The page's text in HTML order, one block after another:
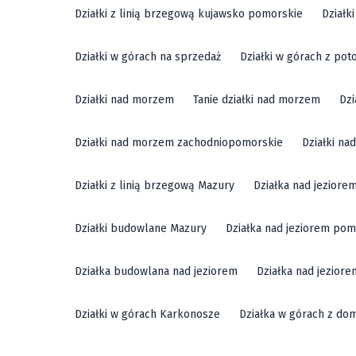
Działki z linią brzegową kujawsko pomorskie
Działki w górach na sprzedaż Działki w górach z
Działki nad morzem Tanie działki nad morzem
Działki nad morzem zachodniopomorskie Działki
Działki z linią brzegową Mazury Działka nad
Działki budowlane Mazury Działka nad jeziorem
Działka budowlana nad jeziorem Działka nad
Działki w górach Karkonosze Działka w górach z